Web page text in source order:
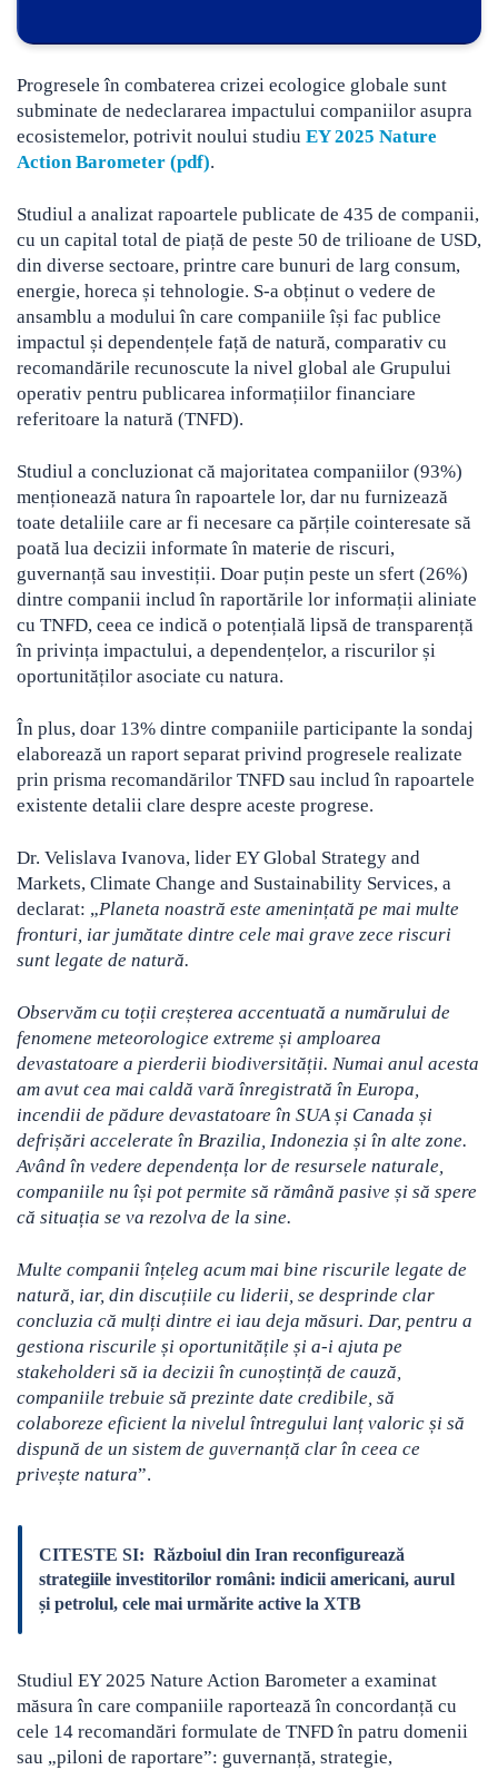
Progresele în combaterea crizei ecologice globale sunt
subminate de nedeclararea impactului companiilor asupra
ecosistemelor, potrivit noului studiu EY 2025 Nature
Action Barometer (pdf).
Studiul a analizat rapoartele publicate de 435 de companii,
cu un capital total de piață de peste 50 de trilioane de USD,
din diverse sectoare, printre care bunuri de larg consum,
energie, horeca și tehnologie. S-a obținut o vedere de
ansamblu a modului în care companiile își fac publice
impactul și dependențele față de natură, comparativ cu
recomandările recunoscute la nivel global ale Grupului
operativ pentru publicarea informațiilor financiare
referitoare la natură (TNFD).
Studiul a concluzionat că majoritatea companiilor (93%)
menționează natura în rapoartele lor, dar nu furnizează
toate detaliile care ar fi necesare ca părțile cointeresate să
poată lua decizii informate în materie de riscuri,
guvernanță sau investiții. Doar puțin peste un sfert (26%)
dintre companii includ în raportările lor informații aliniate
cu TNFD, ceea ce indică o potențială lipsă de transparență
în privința impactului, a dependențelor, a riscurilor și
oportunităților asociate cu natura.
În plus, doar 13% dintre companiile participante la sondaj
elaborează un raport separat privind progresele realizate
prin prisma recomandărilor TNFD sau includ în rapoartele
existente detalii clare despre aceste progrese.
Dr. Velislava Ivanova, lider EY Global Strategy and
Markets, Climate Change and Sustainability Services, a
declarat: „Planeta noastră este amenințată pe mai multe
fronturi, iar jumătate dintre cele mai grave zece riscuri
sunt legate de natură.
Observăm cu toții creșterea accentuată a numărului de
fenomene meteorologice extreme și amploarea
devastatoare a pierderii biodiversității. Numai anul acesta
am avut cea mai caldă vară înregistrată în Europa,
incendii de pădure devastatoare în SUA și Canada și
defrișări accelerate în Brazilia, Indonezia și în alte zone.
Având în vedere dependența lor de resursele naturale,
companiile nu își pot permite să rămână pasive și să spere
că situația se va rezolva de la sine.
Multe companii înțeleg acum mai bine riscurile legate de
natură, iar, din discuțiile cu liderii, se desprinde clar
concluzia că mulți dintre ei iau deja măsuri. Dar, pentru a
gestiona riscurile și oportunitățile și a-i ajuta pe
stakeholderi să ia decizii în cunoștință de cauză,
companiile trebuie să prezinte date credibile, să
colaboreze eficient la nivelul întregului lanț valoric și să
dispună de un sistem de guvernanță clar în ceea ce
privește natura”.
CITESTE SI: Războiul din Iran reconfigurează
strategiile investitorilor români: indicii americani, aurul
și petrolul, cele mai urmărite active la XTB
Studiul EY 2025 Nature Action Barometer a examinat
măsura în care companiile raportează în concordanță cu
cele 14 recomandări formulate de TNFD în patru domenii
sau „piloni de raportare”: guvernanță, strategie,